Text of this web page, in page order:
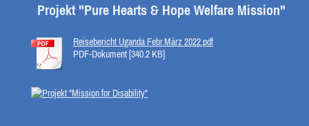
Projekt "Pure Hearts & Hope Welfare Mission"
Reisebericht Uganda Febr.März 2022.pdf
PDF-Dokument [340.2 KB]